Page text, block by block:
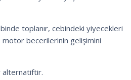
toplanır, cebindeki yiyecekleri
becerilerinin gelişimini
alternatiftir.